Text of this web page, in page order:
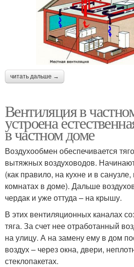
читать дальше →
Вентиляция в
устроена
в частном доме
Воздухообмен обеспечивается
вытяжных воздуховодов.
(как правило, на кухне и в
комнатах в доме). Дальше
чердак и уже оттуда – на крышу.
В этих вентиляционных каналах
тяга. За счет нее отработанный
на улицу. А на замену ему в дом
воздух – через окна, двери,
стеклопакетах.